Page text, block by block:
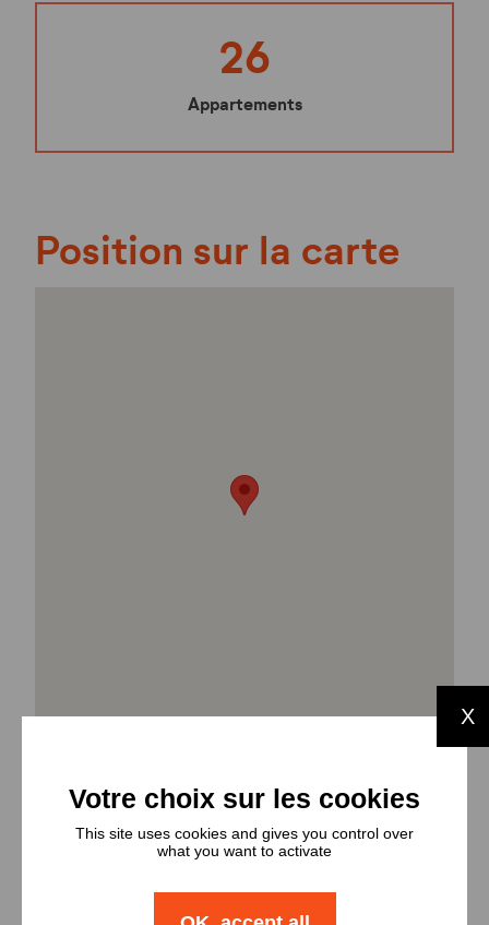
26
Appartements
Position sur la carte
Types et
nombres de
X
This site uses cookies and gives you control over
what you want to activate